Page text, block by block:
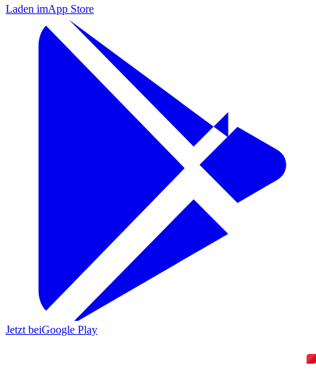
Laden imApp Store
Jetzt beiGoogle Play